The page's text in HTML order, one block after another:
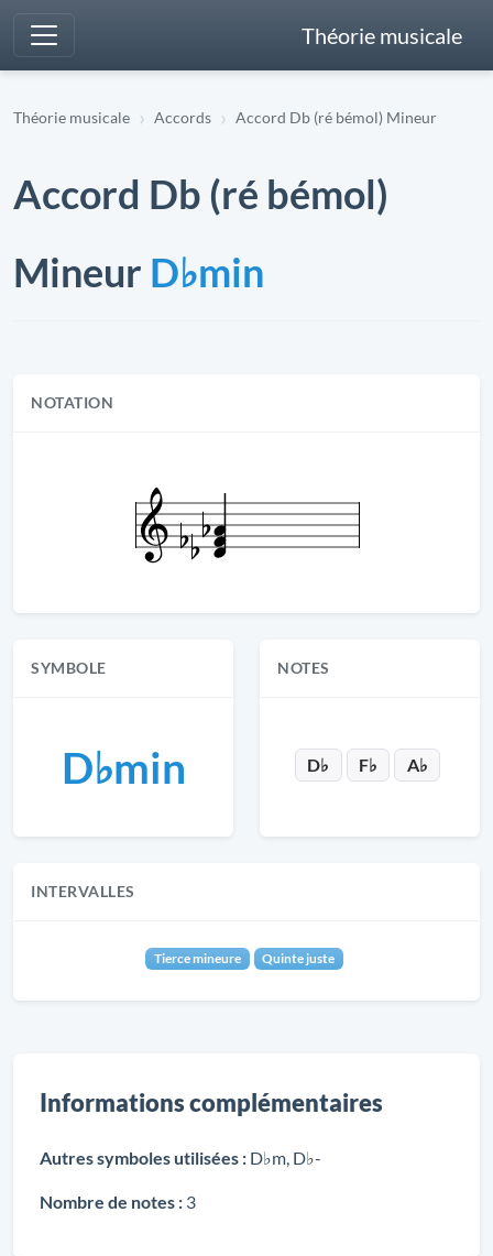
Théorie musicale
Théorie musicale Accords Accord Db (ré bémol) Mineur
Accord Db (ré bémol)
Mineur D♭min
NOTATION
SYMBOLE
D♭min
NOTES
D♭ F♭ A♭
INTERVALLES
Tierce mineure Quinte juste
Informations complémentaires
Autres symboles utilisées : D♭m, D♭-
Nombre de notes : 3